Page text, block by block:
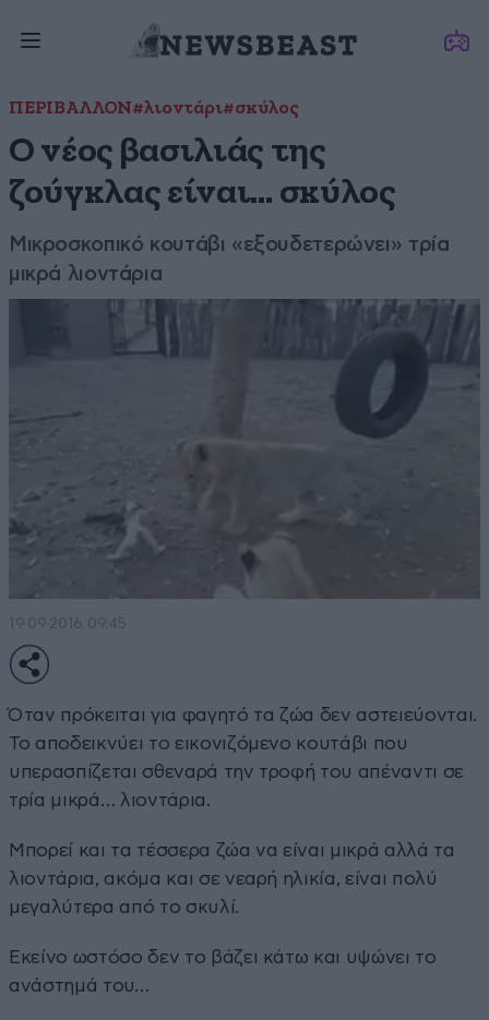
ΠΕΡΙΒΑΛΛΟΝ#λιοντάρι#σκύλος
Ο νέος βασιλιάς της
ζούγκλας είναι… σκύλος
Μικροσκοπικό κουτάβι «εξουδετερώνει» τρία
μικρά λιοντάρια
19·09·2016 09:45
Όταν πρόκειται για φαγητό τα ζώα δεν αστειεύονται.
Το αποδεικνύει το εικονιζόμενο κουτάβι που
υπερασπίζεται σθεναρά την τροφή του απέναντι σε
τρία μικρά… λιοντάρια.
Μπορεί και τα τέσσερα ζώα να είναι μικρά αλλά τα
λιοντάρια, ακόμα και σε νεαρή ηλικία, είναι πολύ
μεγαλύτερα από το σκυλί.
Εκείνο ωστόσο δεν το βάζει κάτω και υψώνει το
ανάστημά του…